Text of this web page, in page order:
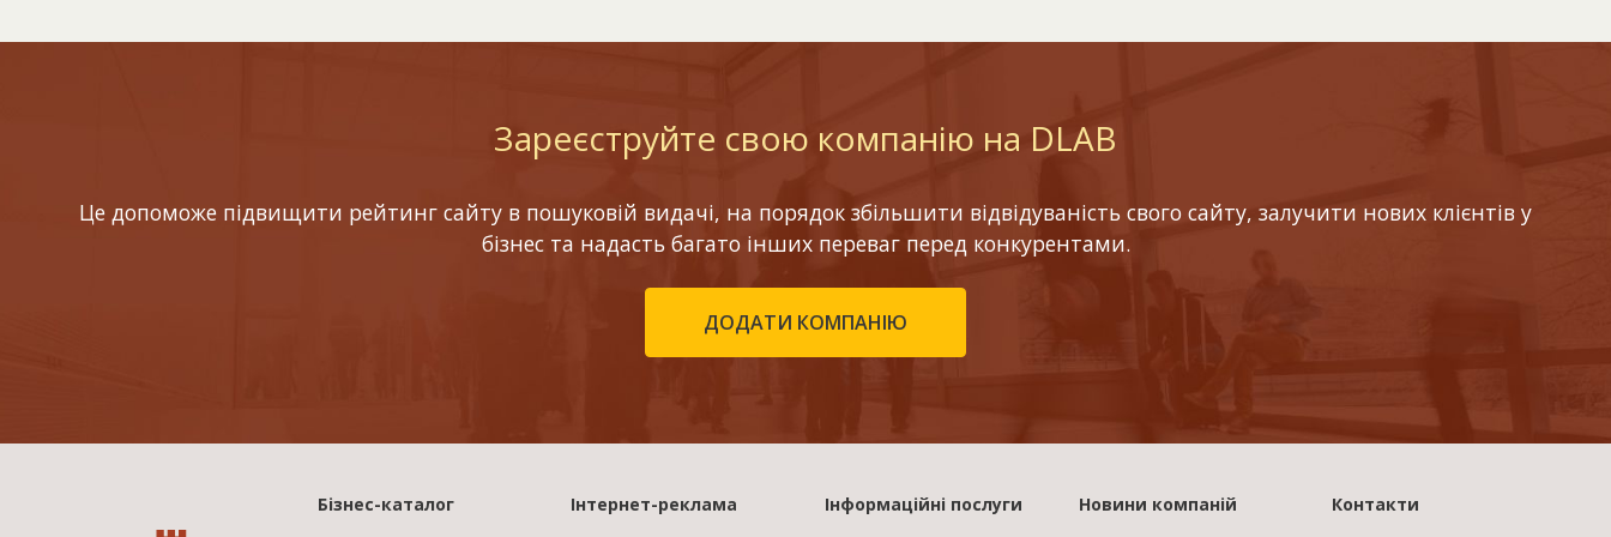
Зареєструйте свою компанію на DLAB
Це допоможе підвищити рейтинг сайту в пошуковій видачі, на порядок збільшити відвідуваність свого сайту, залучити нових клієнтів у
бізнес та надасть багато інших переваг перед конкурентами.
ДОДАТИ КОМПАНІЮ
Бізнес-каталог Інтернет-реклама Інформаційні послуги Новини компаній Контакти